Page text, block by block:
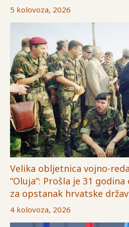
5 kolovoza, 2026
Velika obljetnica vojno-
“Oluja”: Prošla je 31
za opstanak hrvatske
4 kolovoza, 2026